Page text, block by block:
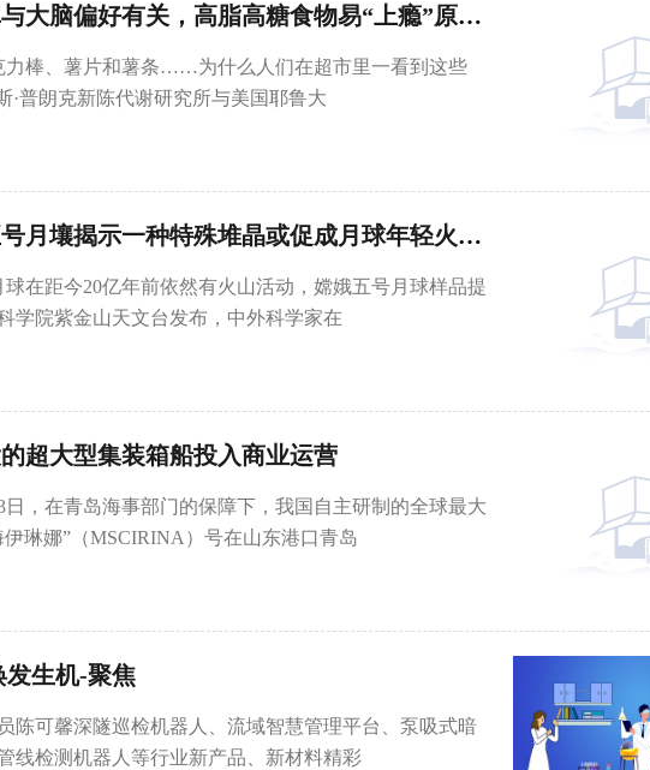
速读：“甜品脑袋”真与大脑偏好有关，高脂高糖食物易“上瘾”原因揭示
力棒、薯片和薯条……为什么人们在超市里一看到这些
·普朗克新陈代谢研究所与美国耶鲁大
环球新消息丨嫦娥五号月壤揭示一种特殊堆晶或促成月球年轻火山活动
在距今20亿年前依然有火山活动，嫦娥五号月球样品提
学院紫金山天文台发布，中外科学家在
超大型集装箱船投入商业运营
，在青岛海事部门的保障下，我国自主研制的全球最大
琳娜”（MSCIRINA）号在山东港口青岛
发生机-聚焦
陈可馨深隧巡检机器人、流域智慧管理平台、泵吸式暗
线检测机器人等行业新产品、新材料精彩